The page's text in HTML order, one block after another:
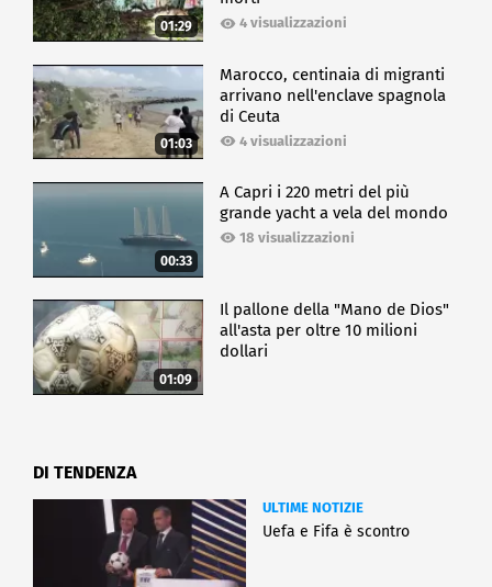
01:29 4 visualizzazioni
01:03
Marocco, centinaia di migranti
arrivano nell'enclave spagnola
di Ceuta
4 visualizzazioni
00:33
A Capri i 220 metri del più
grande yacht a vela del mondo
18 visualizzazioni
01:09
Il pallone della "Mano de Dios"
all'asta per oltre 10 milioni
dollari
DI TENDENZA
ULTIME NOTIZIE
Uefa e Fifa è scontro